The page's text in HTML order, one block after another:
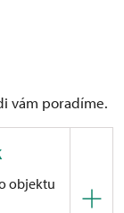
vám poradíme.
objektu